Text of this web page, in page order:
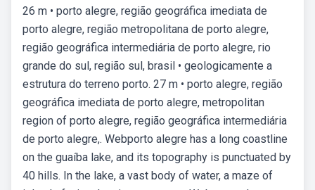
26 m • porto alegre, região geográfica imediata de
porto alegre, região metropolitana de porto alegre,
região geográfica intermediária de porto alegre, rio
grande do sul, região sul, brasil • geologicamente a
estrutura do terreno porto. 27 m • porto alegre, região
geográfica imediata de porto alegre, metropolitan
region of porto alegre, região geográfica intermediária
de porto alegre,. Webporto alegre has a long coastline
on the guaíba lake, and its topography is punctuated by
40 hills. In the lake, a vast body of water, a maze of